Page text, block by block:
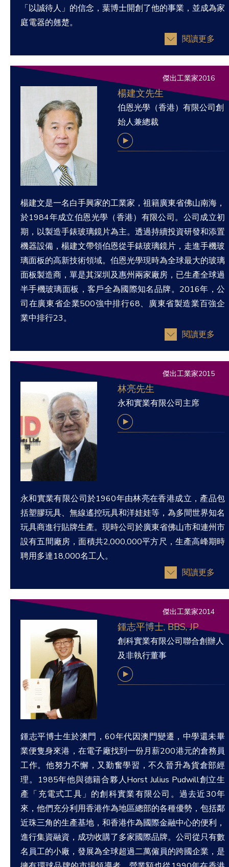
「以誠待人」的信念，葉博士開創了他的事業，並成為家
庭電器的翹楚。
閱讀更多
傑出工業家2016
楊建文先生
伯恩光學（香港）有限公司創
始人兼總裁
楊建文是一名白手興家的工業家，祖籍廣東省佛山南海，
於1984年成立伯恩光學（香港）有限公司。公司成立初
期，以製造手錶玻璃鏡片為主。透過持續投資研發和添置
機器設備，楊建文帶領伯恩從手錶玻璃鏡片，走進手機玻
璃面板的高新技術領域。伯恩光學現時為全球最大的玻璃
面板製造商，單是其深圳及惠州兩家廠房，已生產全球過
半手機玻璃面板，客戶全為國際知名品牌。2016年，公
司在廣東省企業500強中排行68、廣東省製造業百強企
業中排行23。
閱讀更多
傑出工業家2015
林亮先生
永和實業有限公司主席
永和實業有限公司於1960年由林亮在香港成立，產品包
括塑膠玩具、無線遙控玩具和洋娃娃等，為多間世界知名
玩具商進行貼牌生產。現時公司於廣東省佛山市和連州市
設有五間廠房，面積共2,000,000平方尺，生產高峰期時
聘用多達18,000名工人。
閱讀更多
傑出工業家2014
鍾志平博士, BBS, JP
創科實業有限公司聯合創辦人
及非執行董事
鍾志平博士生於澳門，60年代因澳門變遷，中學還未畢
業便隻身來港，在電子廠找到一份月薪200港元的倉務員
工作。他努力不懈，又勤奮學習，不久晉升為貨倉部經
理。1985年他與德籍合夥人Horst Julius Pudwill創立生
產「充電式工具」的創科實業有限公司。過去近30年
來，他們充分利用香港作為地區總部的各種優勢，包括鄰
近珠三角的生產基地，和香港作為國際金融中心的便利，
進行集資融資，成功收購了多家國際品牌。公司從只有數
名員工的小廠，發展為全球超過二萬僱員的跨國企業，是